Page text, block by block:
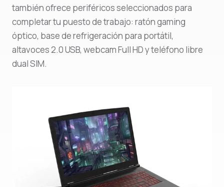
también ofrece periféricos seleccionados para
completar tu puesto de trabajo: ratón gaming
óptico, base de refrigeración para portátil,
altavoces 2.0 USB, webcam Full HD y teléfono libre
dual SIM.